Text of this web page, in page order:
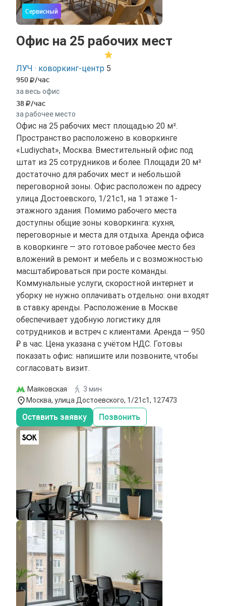
Сервисный
Офис на 25 рабочих мест
ЛУЧ · коворкинг-центр 5
950 /час
за весь офис
38 /час
за рабочее место
Офис на 25 рабочих мест площадью 20 м².
Пространство расположено в коворкинге
«Ludiychat», Москва. Вместительный офис под
штат из 25 сотрудников и более. Площади 20 м²
достаточно для рабочих мест и небольшой
переговорной зоны. Офис расположен по адресу
улица Достоевского, 1/21с1, на 1 этаже 1-
этажного здания. Помимо рабочего места
доступны общие зоны коворкинга: кухня,
переговорные и места для отдыха. Аренда офиса
в коворкинге — это готовое рабочее место без
вложений в ремонт и мебель и с возможностью
масштабироваться при росте команды.
Коммунальные услуги, скоростной интернет и
уборку не нужно оплачивать отдельно: они входят
в ставку аренды. Расположение в Москве
обеспечивает удобную логистику для
сотрудников и встреч с клиентами. Аренда — 950
₽ в час. Цена указана с учётом НДС. Готовы
показать офис: напишите или позвоните, чтобы
согласовать визит.
Маяковская
3 мин
Москва, улица Достоевского, 1/21с1, 127473
Оставить заявку Позвонить